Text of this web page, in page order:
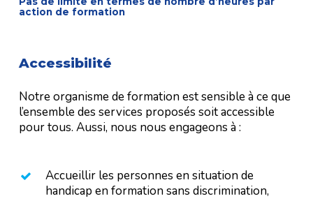
action de formation
Accessibilité
Notre organisme de formation est sensible à ce que
l’ensemble des services proposés soit accessible
pour tous. Aussi, nous nous engageons à :
Accueillir les personnes en situation de
handicap en formation sans discrimination,